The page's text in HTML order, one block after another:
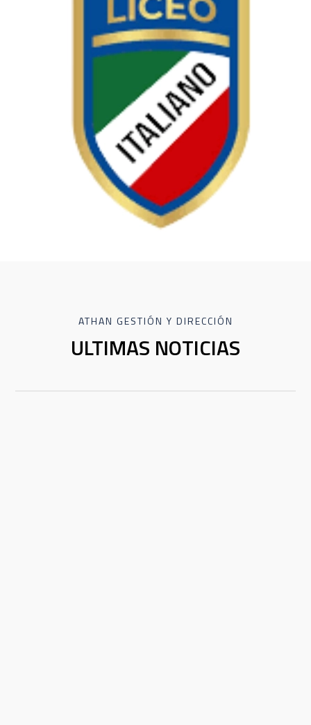
ATHAN GESTIÓN Y DIRECCIÓN
ULTIMAS NOTICIAS